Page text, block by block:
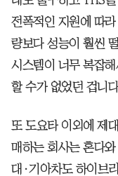
전폭적인 지원에 따
량보다 성능이 훨씬
시스템이 너무 복잡
할 수가 없었던 겁니
또 도요타 이외에 제
매하는 회사는 혼다
대·기아차도 하이브